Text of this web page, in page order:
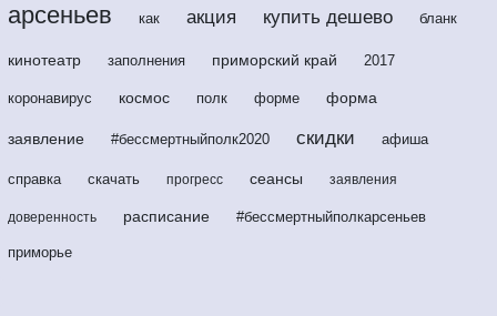
арсеньев как акция купить дешево бланк
кинотеатр заполнения приморский край 2017
коронавирус космос полк форме форма
заявление #бессмертныйполк2020 скидки афиша
справка скачать прогресс сеансы заявления
доверенность расписание #бессмертныйполкарсеньев
приморье